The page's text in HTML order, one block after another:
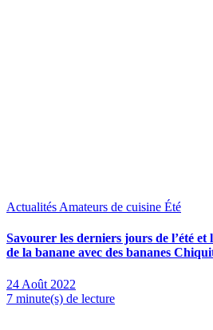
Actualités Amateurs de cuisine Été
Savourer les derniers jours de l’été
de la banane avec des bananes
24 Août 2022
7 minute(s) de lecture